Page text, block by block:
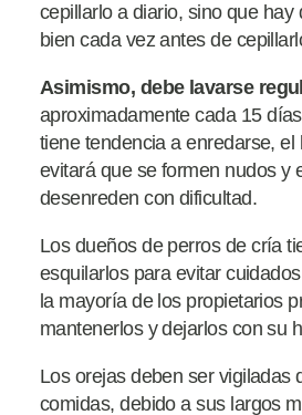
cepillarlo a diario, sino que hay
bien cada vez antes de
Asimismo, debe lavarse
aproximadamente cada 15
tiene tendencia a enredarse, el
evitará que se formen nudos y
desenreden con dificultad.
Los dueños de perros de cría
esquilarlos para evitar
la mayoría de los propietarios
mantenerlos y dejarlos con su
Los orejas deben ser vigiladas
comidas, debido a sus largos